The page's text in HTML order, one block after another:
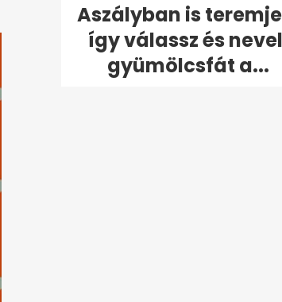
Aszályban is
így válassz és
gyümölcsfát a...